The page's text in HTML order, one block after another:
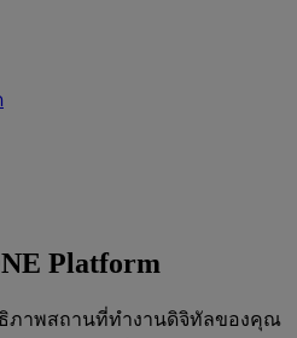
Platform
ภาพสถานที่ทำงานดิจิทัลของคุณ